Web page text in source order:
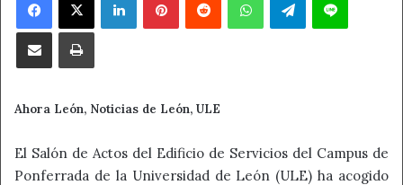
Compartir por correo electrónicoImprimir
Ahora León, Noticias de León, ULE
El Salón de Actos del Edificio de Servicios del Campus de
Ponferrada de la Universidad de León (ULE) ha acogido